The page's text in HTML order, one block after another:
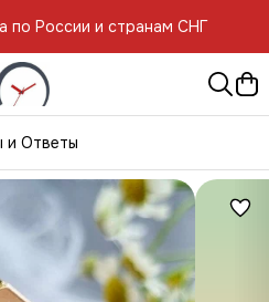
по России и странам СНГ
по России и странам СНГ
и Ответы